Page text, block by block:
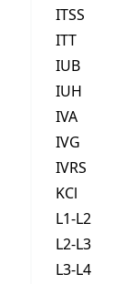
ITSS
ITT
IUB
IUH
IVA
IVG
IVRS
KCl
L1-L2
L2-L3
L3-L4